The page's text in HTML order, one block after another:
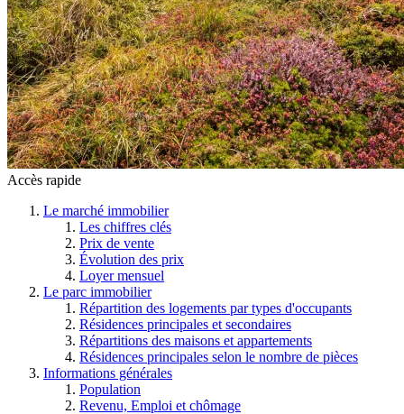
Accès rapide
Le marché immobilier
Les chiffres clés
Prix de vente
Évolution des prix
Loyer mensuel
Le parc immobilier
Répartition des logements par types d'occupants
Résidences principales et secondaires
Répartitions des maisons et appartements
Résidences principales selon le nombre de pièces
Informations générales
Population
Revenu, Emploi et chômage